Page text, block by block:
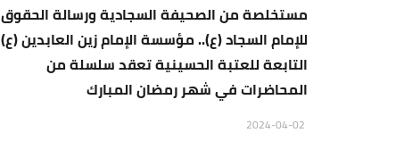
مستخلصة من الصحيفة السجادية ورسالة الحقوق
للإمام السجاد (ع).. مؤسسة الإمام زين العابدين (ع)
التابعة للعتبة الحسينية تعقد سلسلة من
المحاضرات في شهر رمضان المبارك